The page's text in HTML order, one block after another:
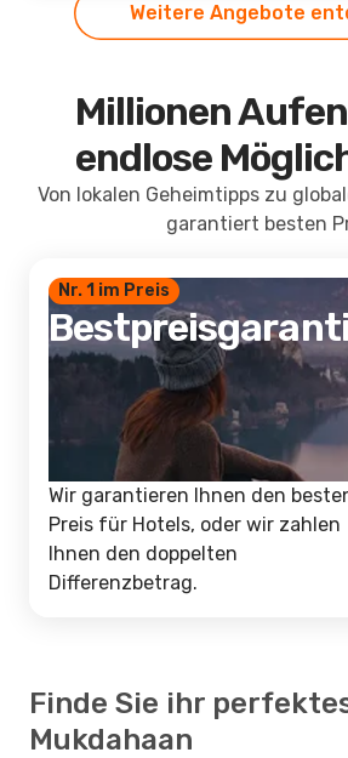
Weitere Angebote
Millionen
endlose
Von lokalen Geheimtipps zu
garantiert besten
Nr. 1 im Preis
Wir garantieren Ihnen den
Preis für Hotels, oder wir zahlen
Ihnen den doppelten
Differenzbetrag.
Finde Sie ihr
Mukdahaan